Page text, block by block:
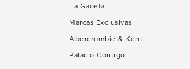
La Gaceta
Marcas Exclusivas
Abercrombie & Kent
Palacio Contigo